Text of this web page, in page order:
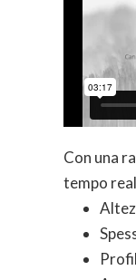
Con una
tempo